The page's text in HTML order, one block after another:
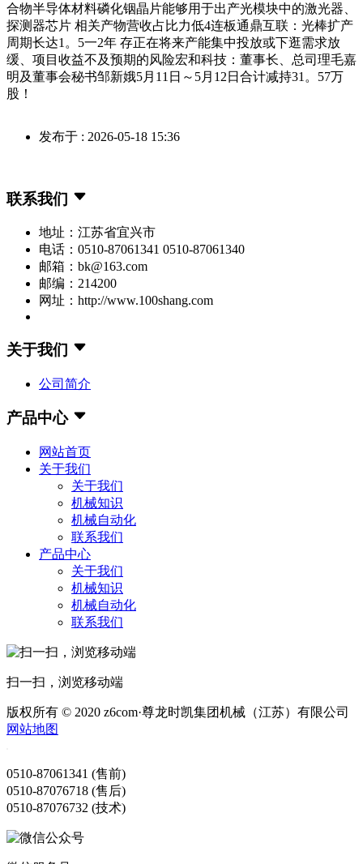
合物半导体材料磷化铟晶片能够用于出产光模块中的激光器、
探测器芯片 相关产物营收占比力低4连板通鼎互联：光棒扩产
周期长达1。5一2年 存正在将来产能集中投放或下逛需求放
缓、项目收益不及预期的风险宏和科技：董事长、总司理毛嘉
明及董事会秘书邹新娥5月11日～5月12日合计减持31。57万
股！
发布于 : 2026-05-18 15:36
联系我们
地址：江苏省宜兴市
电话：0510-87061341 0510-87061340
邮箱：bk@163.com
邮编：214200
网址：http://www.100shang.com
关于我们
公司简介
产品中心
网站首页
关于我们
关于我们
机械知识
机械自动化
联系我们
产品中心
关于我们
机械知识
机械自动化
联系我们
扫一扫，浏览移动端
版权所有 © 2020 z6com·尊龙时凯集团机械（江苏）有限公司
网站地图
0510-87061341 (售前)
0510-87076718 (售后)
0510-87076732 (技术)